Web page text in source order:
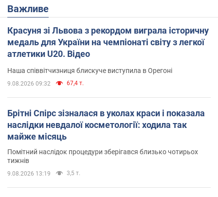
Важливе
Красуня зі Львова з рекордом виграла історичну
медаль для України на чемпіонаті світу з легкої
атлетики U20. Відео
Наша співвітчизниця блискуче виступила в Орегоні
9.08.2026 09:32 67,4 т.
Брітні Спірс зізналася в уколах краси і показала
наслідки невдалої косметології: ходила так
майже місяць
Помітний наслідок процедури зберігався близько чотирьох
тижнів
9.08.2026 13:19 3,5 т.